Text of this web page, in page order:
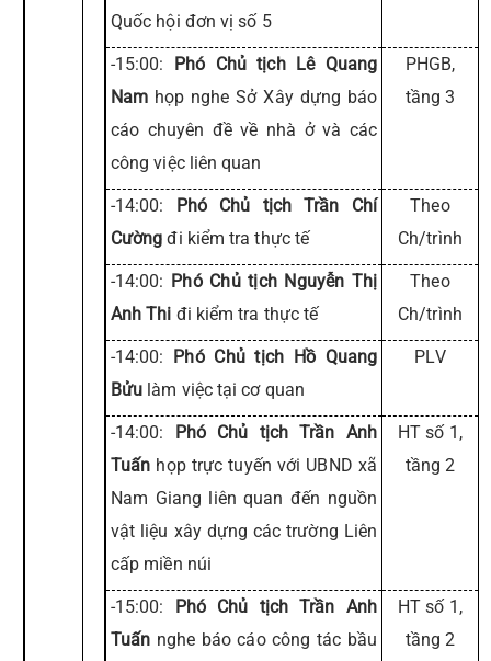
Quốc hội đơn vị số 5
-15:00: Phó Chủ tịch Lê Quang
Nam họp nghe Sở Xây dựng báo
cáo chuyên đề về nhà ở và các
công việc liên quan
PHGB,
tầng 3
-14:00: Phó Chủ tịch Trần Chí
Cường đi kiểm tra thực tế
Theo
Ch/trình
-14:00: Phó Chủ tịch Nguyễn Thị
Anh Thi đi kiểm tra thực tế
Theo
Ch/trình
-14:00: Phó Chủ tịch Hồ Quang
Bửu làm việc tại cơ quan
PLV
-14:00: Phó Chủ tịch Trần Anh
Tuấn họp trực tuyến với UBND xã
Nam Giang liên quan đến nguồn
vật liệu xây dựng các trường Liên
cấp miền núi
HT số 1,
tầng 2
-15:00: Phó Chủ tịch Trần Anh
Tuấn nghe báo cáo công tác bầu
HT số 1,
tầng 2